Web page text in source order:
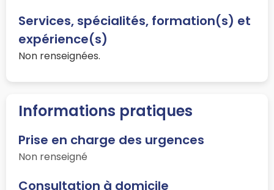
Services, spécialités, formation(s) et
expérience(s)
Non renseignées.
Informations pratiques
Prise en charge des urgences
Non renseigné
Consultation à domicile